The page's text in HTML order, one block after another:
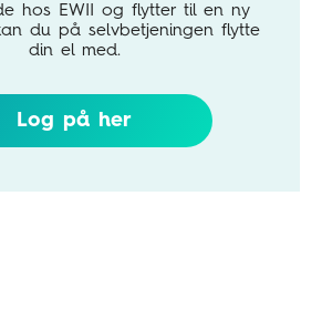
hos EWII og flytter til en ny
du på selvbetjeningen flytte
din el med.
Log på her